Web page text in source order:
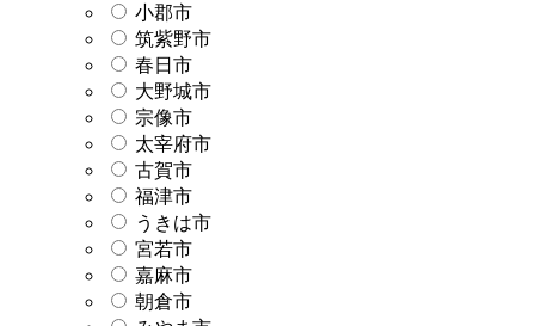
小郡市
筑紫野市
春日市
大野城市
宗像市
太宰府市
古賀市
福津市
うきは市
宮若市
嘉麻市
朝倉市